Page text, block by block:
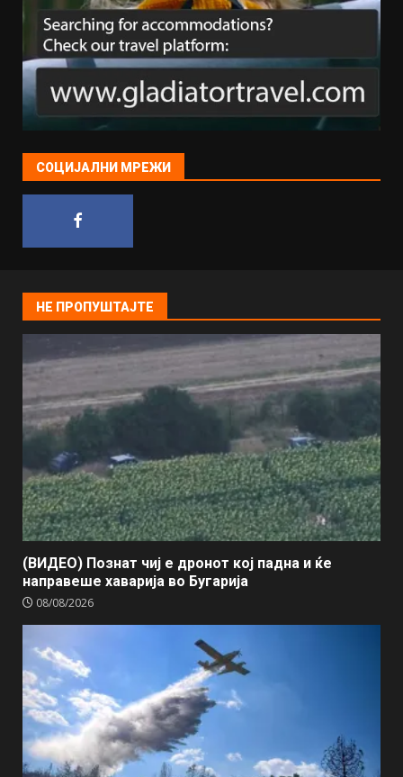
СОЦИЈАЛНИ МРЕЖИ
НЕ ПРОПУШТАЈТЕ
(ВИДЕО) Познат чиј е дронот кој падна и ќе
направеше хаварија во Бугарија
08/08/2026